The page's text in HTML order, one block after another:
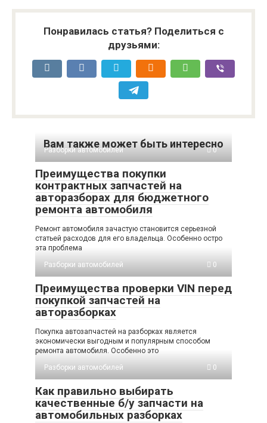
Понравилась статья? Поделиться с
друзьями:
Вам также может быть интересно
Разборки автомобилей 0
Преимущества покупки
контрактных запчастей на
авторазборах для бюджетного
ремонта автомобиля
Ремонт автомобиля зачастую становится серьезной
статьей расходов для его владельца. Особенно остро
эта проблема
Разборки автомобилей
0
Преимущества проверки VIN перед
покупкой запчастей на
авторазборках
Покупка автозапчастей на разборках является
экономически выгодным и популярным способом
ремонта автомобиля. Особенно это
Разборки автомобилей
0
Как правильно выбирать
качественные б/у запчасти на
автомобильных разборках